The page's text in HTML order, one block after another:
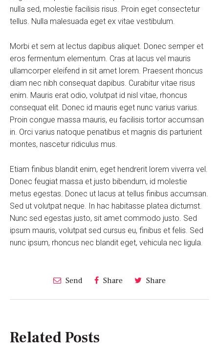
nulla sed, molestie facilisis risus. Proin eget consectetur
tellus. Nulla malesuada eget ex vitae vestibulum.
Morbi et sem at lectus dapibus aliquet. Donec semper et
eros fermentum elementum. Cras at lacus vel mauris
ullamcorper eleifend in sit amet lorem. Praesent rhoncus
diam nec nibh consequat dapibus. Curabitur vitae risus
enim. Mauris erat odio, volutpat id nisl vitae, rhoncus
consequat elit. Donec id mauris eget nunc varius varius.
Proin congue massa mauris, eu facilisis tortor accumsan
in. Orci varius natoque penatibus et magnis dis parturient
montes, nascetur ridiculus mus.
Etiam finibus blandit enim, eget hendrerit lorem viverra vel.
Donec feugiat massa et justo bibendum, id molestie
metus egestas. Donec ut lacus at tellus finibus accumsan.
Sed ut volutpat neque. In hac habitasse platea dictumst.
Nunc sed egestas justo, sit amet commodo justo. Sed
ipsum mauris, volutpat sed cursus eu, finibus et felis. Sed
nunc ipsum, rhoncus nec blandit eget, vehicula nec ligula.
Send Share Share
Related Posts